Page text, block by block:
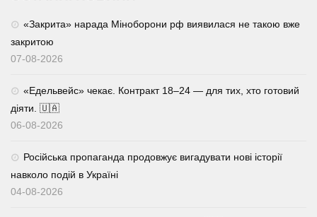
«Закрита» нарада Міноборони рф виявилася не такою вже
закритою
07-08-2026
«Едельвейс» чекає. Контракт 18–24 — для тих, хто готовий
діяти. 🇺🇦
06-08-2026
Російська пропаганда продовжує вигадувати нові історії
навколо подій в Україні
04-08-2026